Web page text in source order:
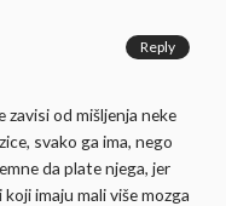
zavisi od mišljenja neke
svako ga ima, nego
da plate njega, jer
imaju mali više mozga
Reply